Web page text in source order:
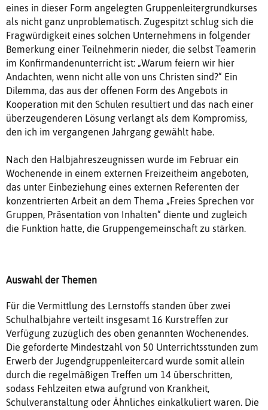
eines in dieser Form angelegten Gruppenleitergrundkurses
als nicht ganz unproblematisch. Zugespitzt schlug sich die
Fragwürdigkeit eines solchen Unternehmens in folgender
Bemerkung einer Teilnehmerin nieder, die selbst Teamerin
im Konfirmandenunterricht ist: „Warum feiern wir hier
Andachten, wenn nicht alle von uns Christen sind?“ Ein
Dilemma, das aus der offenen Form des Angebots in
Kooperation mit den Schulen resultiert und das nach einer
überzeugenderen Lösung verlangt als dem Kompromiss,
den ich im vergangenen Jahrgang gewählt habe.
Nach den Halbjahreszeugnissen wurde im Februar ein
Wochenende in einem externen Freizeitheim angeboten,
das unter Einbeziehung eines externen Referenten der
konzentrierten Arbeit an dem Thema „Freies Sprechen vor
Gruppen, Präsentation von Inhalten“ diente und zugleich
die Funktion hatte, die Gruppengemeinschaft zu stärken.
Auswahl der Themen
Für die Vermittlung des Lernstoffs standen über zwei
Schulhalbjahre verteilt insgesamt 16 Kurstreffen zur
Verfügung zuzüglich des oben genannten Wochenendes.
Die geforderte Mindestzahl von 50 Unterrichtsstunden zum
Erwerb der Jugendgruppenleitercard wurde somit allein
durch die regelmäßigen Treffen um 14 überschritten,
sodass Fehlzeiten etwa aufgrund von Krankheit,
Schulveranstaltung oder Ähnliches einkalkuliert waren. Die